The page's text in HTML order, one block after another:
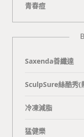
青春痘
Saxenda善纖達
SculpSure絲酷秀(
冷凍減脂
猛健樂